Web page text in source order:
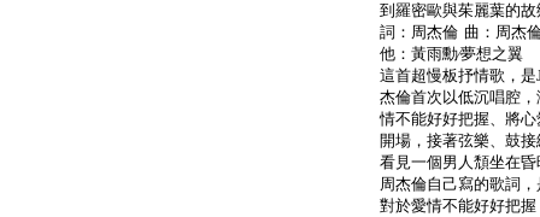
到羅密歐與茱麗葉的
詞：周杰倫 曲：周杰
他：黃雨勳∕夢想之翼
這首超慢板抒情歌，
杰倫首次以低沉唱腔
情不能好好把握、將
開場，接著弦樂、鼓
看見一個男人頹坐在
周杰倫自己寫的歌詞
對於愛情不能好好把